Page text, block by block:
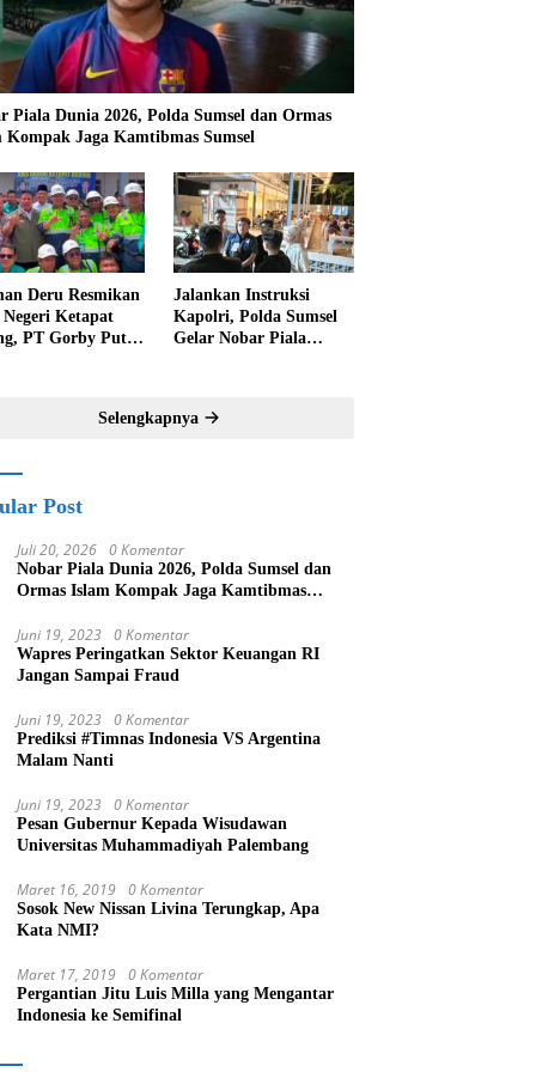
Piala Dunia 2026, Polda Sumsel dan Ormas
Kompak Jaga Kamtibmas Sumsel
Deru Resmikan
Negeri Ketapat
PT Gorby Putra
Jalankan Instruksi
Kapolri, Polda Sumsel
Gelar Nobar Piala
Selengkapnya
Post
Juli 20, 2026 0 Komentar
Nobar Piala Dunia 2026, Polda Sumsel dan
Ormas Islam Kompak Jaga Kamtibmas
Juni 19, 2023 0 Komentar
Wapres Peringatkan Sektor Keuangan RI
Jangan Sampai Fraud
Juni 19, 2023 0 Komentar
Prediksi #Timnas Indonesia VS Argentina
Malam Nanti
Juni 19, 2023 0 Komentar
Pesan Gubernur Kepada Wisudawan
Universitas Muhammadiyah Palembang
Maret 16, 2019 0 Komentar
Sosok New Nissan Livina Terungkap, Apa
Kata NMI?
Maret 17, 2019 0 Komentar
Pergantian Jitu Luis Milla yang Mengantar
Indonesia ke Semifinal